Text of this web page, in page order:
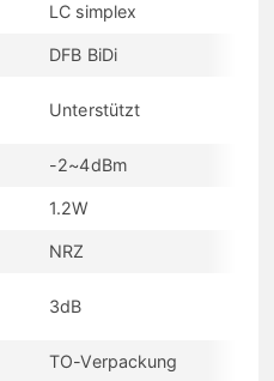
LC simplex
DFB BiDi
Unterstützt
-2~4dBm
1.2W
NRZ
3dB
TO-Verpackung